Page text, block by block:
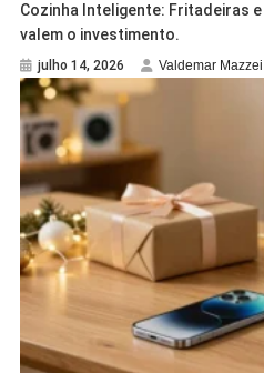
Cozinha Inteligente: Fritadeiras e cafeteiras com Wi-Fi que
valem o investimento.
julho 14, 2026 Valdemar Mazzei